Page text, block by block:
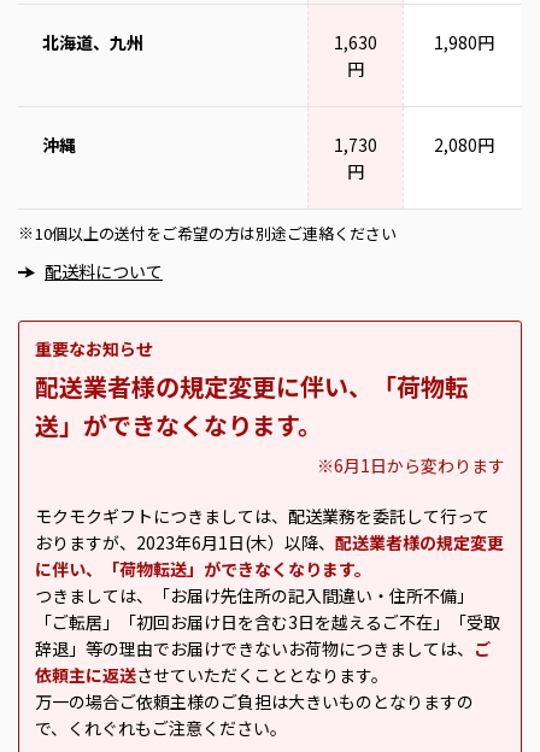
北海道、九州
1,630
円
1,980円
沖縄
1,730
円
2,080円
※ 10個以上の送付をご希望の方は別途ご連絡ください
配送料について
重要なお知らせ
配送業者様の規定変更に伴い、「荷物転
送」ができなくなります。
※6月1日から変わります
モクモクギフトにつきましては、配送業務を委託して行って
おりますが、2023年6月1日(木）以降、 配送業者様の規定変更
に伴い、「荷物転送」ができなくなります。
つきましては、「お届け先住所の記入間違い・住所不備」
「ご転居」「初回お届け日を含む3日を越えるご不在」「受取
辞退」等の理由でお届けできないお荷物につきましては、 ご
依頼主に返送させていただくこととなります。
万一の場合ご依頼主様のご負担は大きいものとなりますの
で、くれぐれもご注意ください。